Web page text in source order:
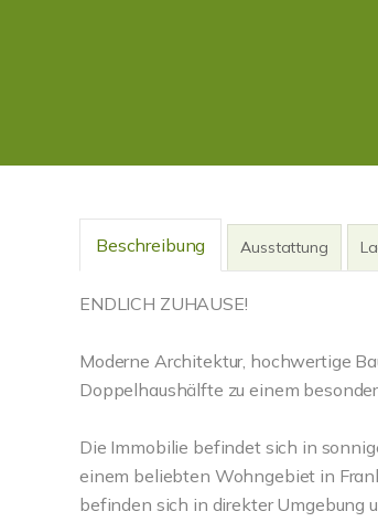
Beschreibung Ausstattung
ENDLICH ZUHAUSE!
Moderne Architektur, hochwertige
Doppelhaushälfte zu einem
Die Immobilie befindet sich in
einem beliebten Wohngebiet in
befinden sich in direkter Umgebung